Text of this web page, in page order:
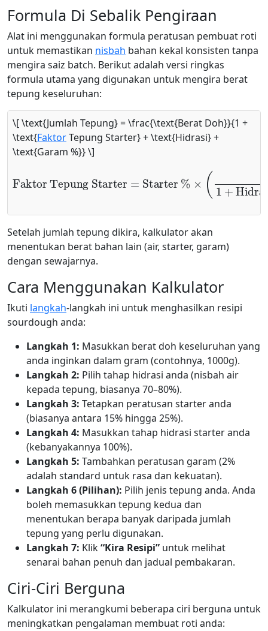
Formula Di Sebalik Pengiraan
Alat ini menggunakan formula peratusan pembuat roti
untuk memastikan nisbah bahan kekal konsisten tanpa
mengira saiz batch. Berikut adalah versi ringkas
formula utama yang digunakan untuk mengira berat
tepung keseluruhan:
\[ \text{Jumlah Tepung} = \frac{\text{Berat Doh}}{1 +
\text{FaktorTepung Starter} + \text{Hidrasi} +
\text{Garam %}} \]
Setelah jumlah tepung dikira, kalkulator akan
menentukan berat bahan lain (air, starter, garam)
dengan sewajarnya.
Cara Menggunakan Kalkulator
Ikuti langkah-langkah ini untuk menghasilkan resipi
sourdough anda:
Langkah 1: Masukkan berat doh keseluruhan yang
anda inginkan dalam gram (contohnya, 1000g).
Langkah 2: Pilih tahap hidrasi anda (nisbah air
kepada tepung, biasanya 70–80%).
Langkah 3: Tetapkan peratusan starter anda
(biasanya antara 15% hingga 25%).
Langkah 4: Masukkan tahap hidrasi starter anda
(kebanyakannya 100%).
Langkah 5: Tambahkan peratusan garam (2%
adalah standard untuk rasa dan kekuatan).
Langkah 6 (Pilihan): Pilih jenis tepung anda. Anda
boleh memasukkan tepung kedua dan
menentukan berapa banyak daripada jumlah
tepung yang perlu digunakan.
Langkah 7: Klik“Kira Resipi” untuk melihat
senarai bahan penuh dan jadual pembakaran.
Ciri-Ciri Berguna
Kalkulator ini merangkumi beberapa ciri berguna untuk
meningkatkan pengalaman membuat roti anda: